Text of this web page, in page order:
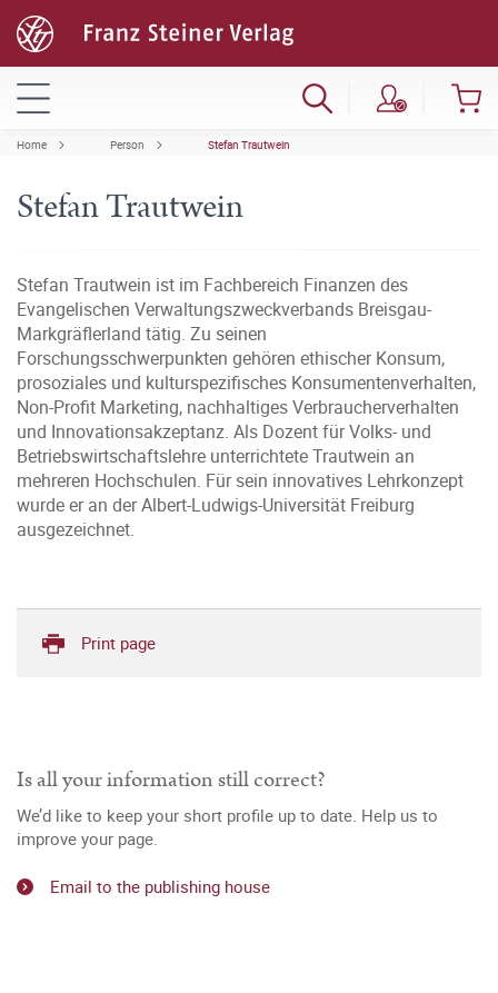
Home Person Stefan Trautwein
Stefan Trautwein
Stefan Trautwein ist im Fachbereich Finanzen des
Evangelischen Verwaltungszweckverbands Breisgau-
Markgräflerland tätig. Zu seinen
Forschungsschwerpunkten gehören ethischer Konsum,
prosoziales und kulturspezifisches Konsumentenverhalten,
Non-Profit Marketing, nachhaltiges Verbraucherverhalten
und Innovationsakzeptanz. Als Dozent für Volks- und
Betriebswirtschaftslehre unterrichtete Trautwein an
mehreren Hochschulen. Für sein innovatives Lehrkonzept
wurde er an der Albert-Ludwigs-Universität Freiburg
ausgezeichnet.
Print page
Is all your information still correct?
We’d like to keep your short profile up to date. Help us to
improve your page.
Email to the publishing house